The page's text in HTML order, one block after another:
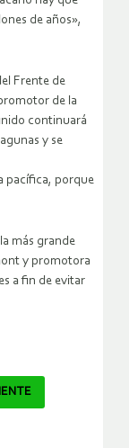
de años»,
Frente de
de la
continuará
y se
pacífica, porque
más grande
y promotora
a fin de evitar